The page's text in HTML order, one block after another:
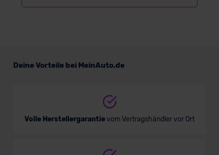
Deine Vorteile bei MeinAuto.de
Volle Herstellergarantievom Vertragshändler vor Ort